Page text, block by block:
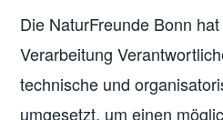
Die NaturFreunde Bonn
Verarbeitung
technische und
umgesetzt, um einen